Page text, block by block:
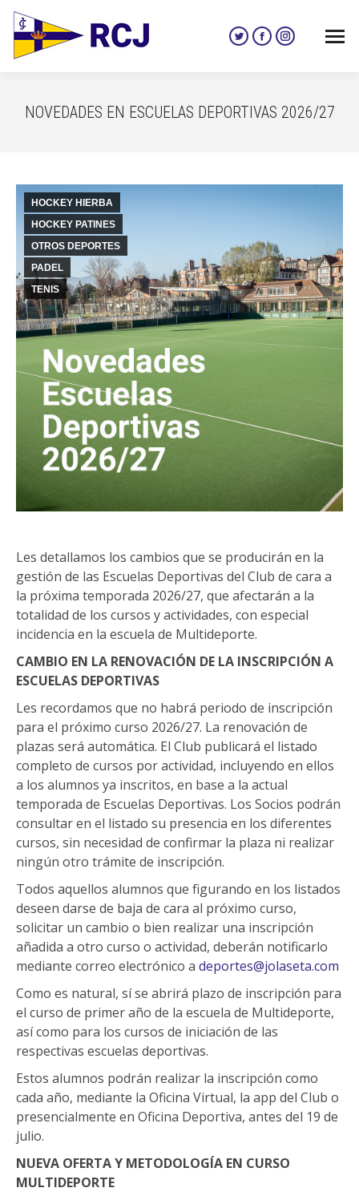
Twitter
in
new
Facebook
in
new
Instagram
in
new
NOVEDADES EN ESCUELAS DEPORTIVAS 2026/27
HOCKEY HIERBA
HOCKEY PATINES
OTROS DEPORTES
PADEL
TENIS
Les detallamos los cambios que se producirán en la
gestión de las Escuelas Deportivas del Club de cara a
la próxima temporada 2026/27, que afectarán a la
totalidad de los cursos y actividades, con especial
incidencia en la escuela de Multideporte.
CAMBIO EN LA RENOVACIÓN DE LA INSCRIPCIÓN A
ESCUELAS DEPORTIVAS
Les recordamos que no habrá periodo de inscripción
para el próximo curso 2026/27. La renovación de
plazas será automática. El Club publicará el listado
completo de cursos por actividad, incluyendo en ellos
a los alumnos ya inscritos, en base a la actual
temporada de Escuelas Deportivas. Los Socios podrán
consultar en el listado su presencia en los diferentes
cursos, sin necesidad de confirmar la plaza ni realizar
ningún otro trámite de inscripción.
Todos aquellos alumnos que figurando en los listados
deseen darse de baja de cara al próximo curso,
solicitar un cambio o bien realizar una inscripción
añadida a otro curso o actividad, deberán notificarlo
mediante correo electrónico a deportes@jolaseta.com
Como es natural, sí se abrirá plazo de inscripción para
el curso de primer año de la escuela de Multideporte,
así como para los cursos de iniciación de las
respectivas escuelas deportivas.
Estos alumnos podrán realizar la inscripción como
cada año, mediante la Oficina Virtual, la app del Club o
presencialmente en Oficina Deportiva, antes del 19 de
julio.
NUEVA OFERTA Y METODOLOGÍA EN CURSO
MULTIDEPORTE